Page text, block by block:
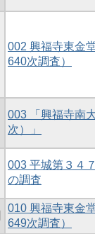
002 興福寺東金
640次調査）
003 「興福寺南
次）」
003 平城第３４
の調査
010 興福寺東金
649次調査）